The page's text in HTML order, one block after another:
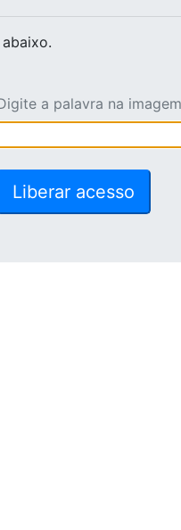
a palavra na